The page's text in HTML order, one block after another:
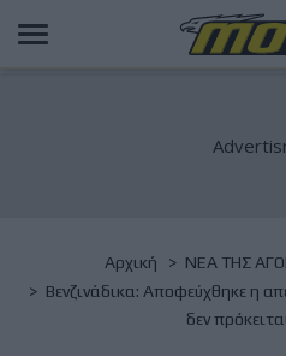
Παράκαμψη
προς
Αρχική NΕΑ ΤΗΣ
Βενζινάδικα: Αποφεύχθηκε η
δεν